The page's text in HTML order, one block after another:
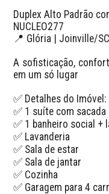
Duplex Alto Padrão
NUCLEO277
📍 Glória | Joinville/SC
A sofisticação,
em um só lugar
✅ Detalhes do Imóvel:
✅ 1 suíte com
✅ 1 banheiro social +
✅ Lavanderia
✅ Sala de estar
✅ Sala de jantar
✅ Cozinha
✅ Garagem para 4